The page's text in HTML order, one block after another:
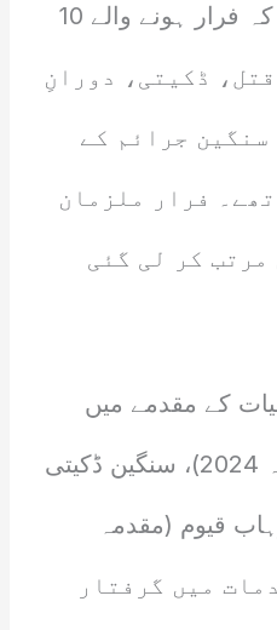
پولیس ذرائع کا کہنا ہے کہ فرار ہونے والے 10
ڈکیتی، دورانِ
سنگین جرائم کے
فرار ملزمان
مرتب کر لی گئی
کے مقدمے میں
گرفتار عالم زیب (مقدمہ 2024)، سنگین ڈکیتی
قیوم (مقدمہ
میں گرفتار